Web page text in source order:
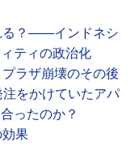
る？――インドネシ
ティの政治化
ラザ崩壊のその後
をかけていたアパ
ったのか？
果